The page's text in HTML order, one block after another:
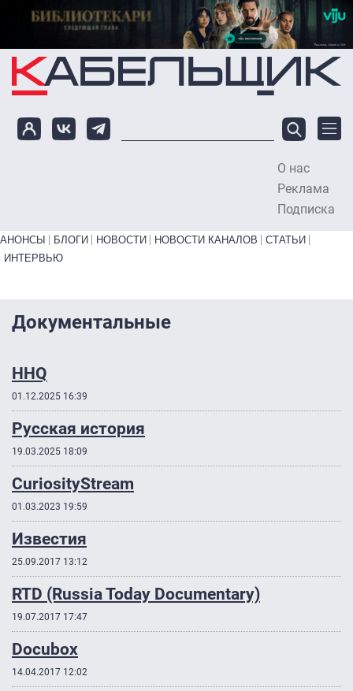
Перейти к основному содержанию
О нас
Реклама
Подписка
Primary links bottom
АНОНСЫ БЛОГИ НОВОСТИ НОВОСТИ КАНАЛОВ
СТАТЬИ
ИНТЕРВЬЮ
Документальные
HHQ
01.12.2025 16:39
Русская история
19.03.2025 18:09
CuriosityStream
01.03.2023 19:59
Известия
25.09.2017 13:12
RTD (Russia Today Documentary)
19.07.2017 17:47
Docubox
14.04.2017 12:02